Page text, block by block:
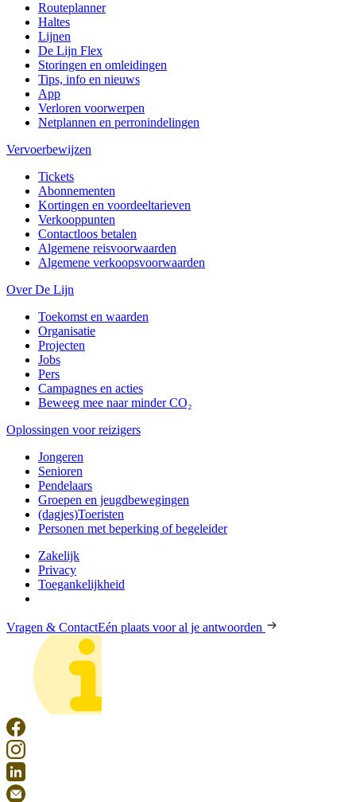
Routeplanner
Haltes
Lijnen
De Lijn Flex
Storingen en omleidingen
Tips, info en nieuws
App
Verloren voorwerpen
Netplannen en perronindelingen
Vervoerbewijzen
Tickets
Abonnementen
Kortingen en voordeeltarieven
Verkooppunten
Contactloos betalen
Algemene reisvoorwaarden
Algemene verkoopsvoorwaarden
Over De Lijn
Toekomst en waarden
Organisatie
Projecten
Jobs
Pers
Campagnes en acties
Beweeg mee naar minder CO₂
Oplossingen voor reizigers
Jongeren
Senioren
Pendelaars
Groepen en jeugdbewegingen
(dagjes)Toeristen
Personen met beperking of begeleider
Zakelijk
Privacy
Toegankelijkheid
Vragen & ContactEén plaats voor al je antwoorden